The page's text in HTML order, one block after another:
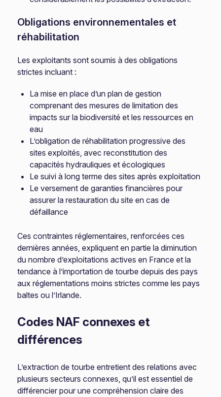
Obligations environnementales et
réhabilitation
Les exploitants sont soumis à des obligations
strictes incluant :
La mise en place d’un plan de gestion
comprenant des mesures de limitation des
impacts sur la biodiversité et les ressources en
eau
L’obligation de réhabilitation progressive des
sites exploités, avec reconstitution des
capacités hydrauliques et écologiques
Le suivi à long terme des sites après exploitation
Le versement de garanties financières pour
assurer la restauration du site en cas de
défaillance
Ces contraintes réglementaires, renforcées ces
dernières années, expliquent en partie la diminution
du nombre d’exploitations actives en France et la
tendance à l’importation de tourbe depuis des pays
aux réglementations moins strictes comme les pays
baltes ou l’Irlande.
Codes NAF connexes et
différences
L’extraction de tourbe entretient des relations avec
plusieurs secteurs connexes, qu’il est essentiel de
différencier pour une compréhension claire des